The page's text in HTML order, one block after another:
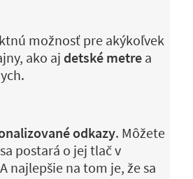
možnosť pre akýkoľvek
ako aj detské metre a
odkazy. Môžete
postará o jej tlač v
najlepšie na tom je, že sa